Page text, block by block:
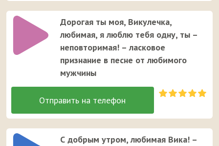
Дорогая ты моя, Викулечка,
любимая, я люблю тебя одну, ты –
неповторимая! – ласковое
признание в песне от любимого
мужчины
С добрым утром, любимая Вика! –